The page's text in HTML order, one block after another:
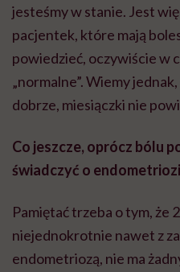
jesteśmy w stanie. Jest
pacjentek, które mają
powiedzieć, oczywiście w
„normalne”. Wiemy
dobrze, miesiączki nie
Co jeszcze, oprócz bólu
świadczyć o
Pamiętać trzeba o tym, że
niejednokrotnie nawet z
endometriozą, nie ma